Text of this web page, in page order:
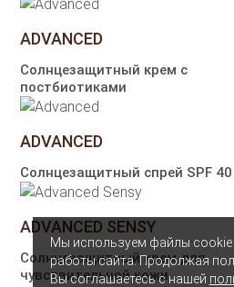
Мы используем файлы cookie
работы сайта. Продолжая
Вы соглашаетесь с нашей
ADVANCED
Солнцезащитный крем с
постбиотиками
ADVANCED
Солнцезащитный спрей SPF 40
ADVANCED SENSY
Солнцезащитный крем для
чувствительной кожи